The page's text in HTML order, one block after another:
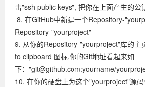
击"ssh public keys", 把你在上面产生的公
8. 在GitHub中新建一个Repository-
Repository-"yourproject"
9. 从你的Repository-"yourproject"库的主
to clipboard 图标,你的Git地址看起来如
下："git@github.com:yourname/
10. 在你的硬盘上为这个"yourproject"源